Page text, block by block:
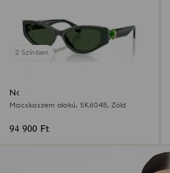
2 Színben
Napszemüveg
Macskaszem alakú, SK6045, Zöld
94 900 Ft